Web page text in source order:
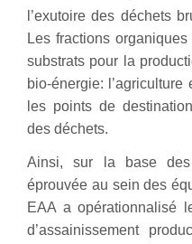
l’exutoire des déchets
Les fractions
substrats pour la
bio-énergie: l’agriculture
les points de
des déchets.
Ainsi, sur la base
éprouvée au sein des
EAA a opérationnalisé
d’assainissement